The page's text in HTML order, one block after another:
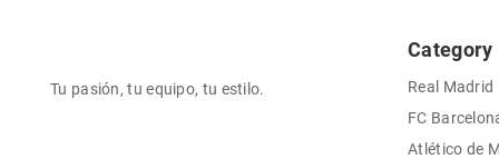
Tu pasión, tu equipo, tu estilo.
Category
Real Madrid
FC
Atlético de